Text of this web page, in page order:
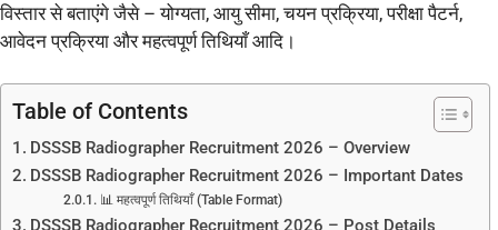
विस्तार से बताएंगे जैसे – योग्यता, आयु सीमा, चयन प्रक्रिया, परीक्षा पैटर्न,
आवेदन प्रक्रिया और महत्वपूर्ण तिथियाँ आदि।
Table of Contents
DSSSB Radiographer Recruitment 2026 – Overview
DSSSB Radiographer Recruitment 2026 – Important Dates
📊 महत्वपूर्ण तिथियाँ (Table Format)
DSSSB Radiographer Recruitment 2026 – Post Details